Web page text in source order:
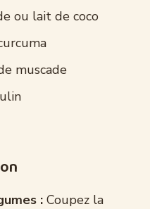
ou lait de coco
muscade
: Coupez la